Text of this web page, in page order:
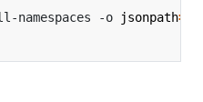
-o jsonpath=